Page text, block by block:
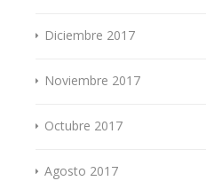
Diciembre 2017
Noviembre 2017
Octubre 2017
Agosto 2017